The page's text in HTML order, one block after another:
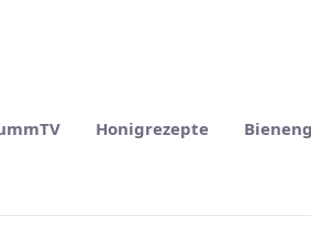
Honigrezepte